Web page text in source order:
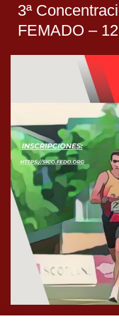
3ª
FEMADO –